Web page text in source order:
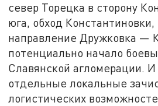
север Торецка в сторону
юга, обход
направление Дружковка —
потенциально начало
Славянской агломерации.
отдельные локальные
логистических